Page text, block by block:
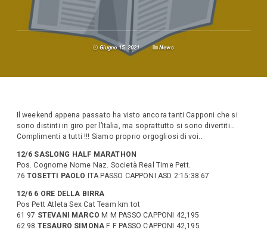
Giugno 15, 2021 News
Il weekend appena passato ha visto ancora tanti Capponi che si
sono distinti in giro per l’Italia, ma soprattutto si sono divertiti…
Complimenti a tutti !!! Siamo proprio orgogliosi di voi..
12/6 SASLONG HALF MARATHON
Pos. Cognome Nome Naz. Società Real Time Pett.
76TOSETTI PAOLO ITA PASSO CAPPONI ASD 2:15:38 67
12/6 6 ORE DELLA BIRRA
Pos Pett Atleta Sex Cat Team km tot
61 97 STEVANI MARCO M M PASSO CAPPONI 42,195
62 98 TESAURO SIMONA F F PASSO CAPPONI 42,195